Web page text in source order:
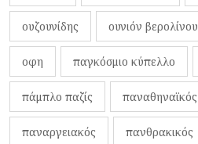
ουζουνίδης ουνιόν βερολίνου
οφη παγκόσμιο κύπελλο
πάμπλο παζίς παναθηναϊκός
παναργειακός πανθρακικός